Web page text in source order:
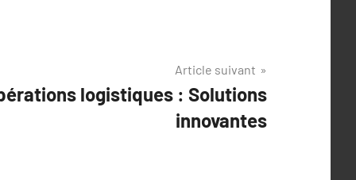
Article suivant
logistiques : Solutions
innovantes